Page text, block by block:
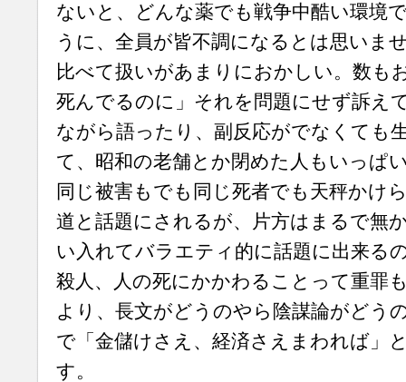
ないと、どんな薬でも戦争中酷い環境
うに、全員が皆不調になるとは思いま
比べて扱いがあまりにおかしい。数も
死んでるのに」それを問題にせず訴え
ながら語ったり、副反応がでなくても
て、昭和の老舗とか閉めた人もいっぱ
同じ被害もでも同じ死者でも天秤かけ
道と話題にされるが、片方はまるで無
い入れてバラエティ的に話題に出来る
殺人、人の死にかかわることって重罪
より、長文がどうのやら陰謀論がどう
で「金儲けさえ、経済さえまわれば」
す。